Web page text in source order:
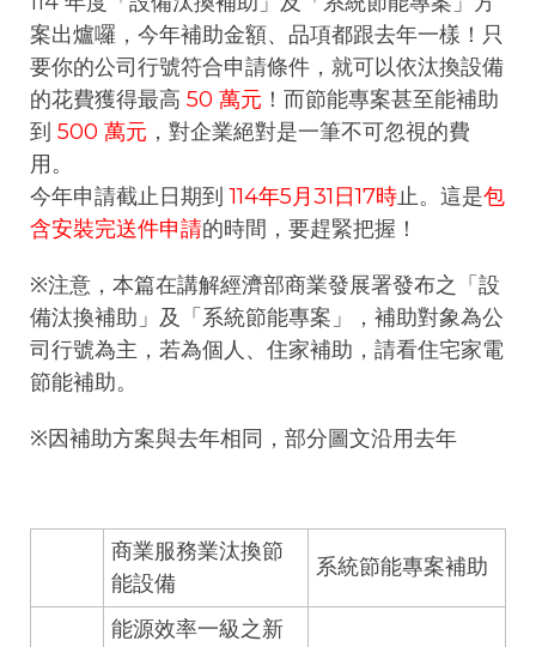
案出爐囉，今年補助金額、品項都跟去年一樣！只
要你的公司行號符合申請條件，就可以依汰換設備
的花費獲得最高 50 萬元 ！而節能專案甚至能補助
到 500 萬元 ，對企業絕對是一筆不可忽視的費
用。
今年申請截止日期到114年5月31日17時止。這是包
含安裝完送件申請的時間，要趕緊把握！
※注意，本篇在講解經濟部商業發展署發布之「設
備汰換補助」及「系統節能專案」，補助對象為公
司行號為主，若為個人、住家補助，請看住宅家電
節能補助。
※因補助方案與去年相同，部分圖文沿用去年
商業服務業汰換節
能設備
系統節能專案補助
能源效率一級之新